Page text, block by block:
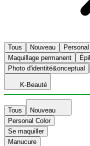
Tous Nouveau
Maquillage permanent
Photo d'identité&onceptual
K-Beauté
Tous
Nouveau
Personal Color
Se maquiller
Manucure